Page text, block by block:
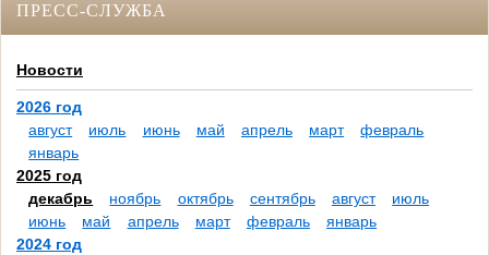
ПРЕСС-СЛУЖБА
Новости
2026 год
август
июль июнь май апрель март
февраль
январь
2025 год
декабрь
ноябрь октябрь сентябрь август
июль
июнь
май апрель март февраль
январь
2024 год